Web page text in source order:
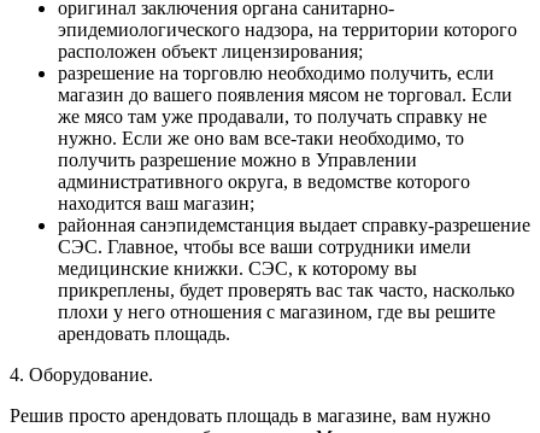
оригинал заключения органа санитарно-
эпидемиологического надзора, на территории которого
расположен объект лицензирования;
разрешение на торговлю необходимо получить, если
магазин до вашего появления мясом не торговал. Если
же мясо там уже продавали, то получать справку не
нужно. Если же оно вам все-таки необходимо, то
получить разрешение можно в Управлении
административного округа, в ведомстве которого
находится ваш магазин;
районная санэпидемстанция выдает справку-разрешение
СЭС. Главное, чтобы все ваши сотрудники имели
медицинские книжки. СЭС, к которому вы
прикреплены, будет проверять вас так часто, насколько
плохи у него отношения с магазином, где вы решите
арендовать площадь.
4. Оборудование.
Решив просто арендовать площадь в магазине, вам нужно